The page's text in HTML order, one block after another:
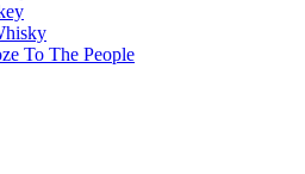
To The People